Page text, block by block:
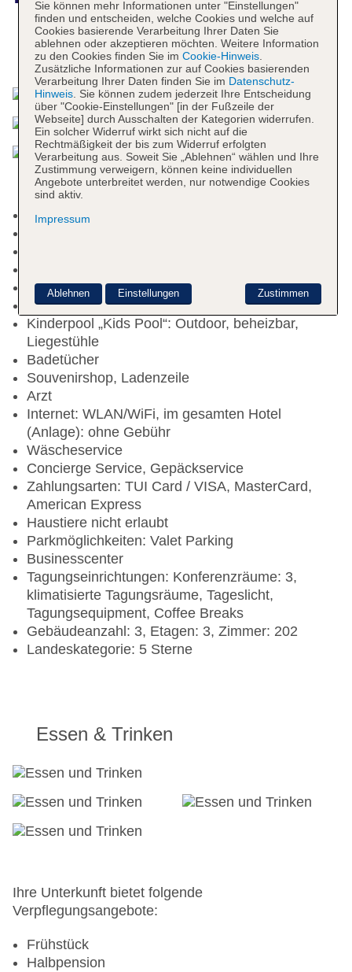
Das bietet Ihre Unterkunft
Rezeption, Geldwechsel möglich, Hotelsafe
Pool: Outdoor, Liegestühle
Infinitypool: Outdoor, beheizbar, Liegestühle
Kinderpool „Kids Pool“: Outdoor, beheizbar,
Liegestühle
Badetücher
Souvenirshop, Ladenzeile
Arzt
Internet: WLAN/WiFi, im gesamten Hotel
(Anlage): ohne Gebühr
Wäscheservice
Concierge Service, Gepäckservice
Zahlungsarten: TUI Card / VISA, MasterCard,
American Express
Haustiere nicht erlaubt
Parkmöglichkeiten: Valet Parking
Businesscenter
Tagungseinrichtungen: Konferenzräume: 3,
klimatisierte Tagungsräume, Tageslicht,
Tagungsequipment, Coffee Breaks
Gebäudeanzahl: 3, Etagen: 3, Zimmer: 202
Landeskategorie: 5 Sterne
Essen & Trinken
Ihre Unterkunft bietet folgende
Verpflegungsangebote:
Frühstück
Halbpension
Sie können mehr Informationen unter "Einstellungen"
finden und entscheiden, welche Cookies und welche auf
Cookies basierende Verarbeitung Ihrer Daten Sie
ablehnen oder akzeptieren möchten. Weitere Information
zu den Cookies finden Sie im Cookie-Hinweis.
Zusätzliche Informationen zur auf Cookies basierenden
Verarbeitung Ihrer Daten finden Sie im Datenschutz-
Hinweis. Sie können zudem jederzeit Ihre Entscheidung
über "Cookie-Einstellungen" [in der Fußzeile der
Webseite] durch Ausschalten der Kategorien widerrufen.
Ein solcher Widerruf wirkt sich nicht auf die
Rechtmäßigkeit der bis zum Widerruf erfolgten
Verarbeitung aus. Soweit Sie „Ablehnen“ wählen und Ihre
Zustimmung verweigern, können keine individuellen
Angebote unterbreitet werden, nur notwendige Cookies
sind aktiv.
Impressum
Zustimmen
Ablehnen Einstellungen